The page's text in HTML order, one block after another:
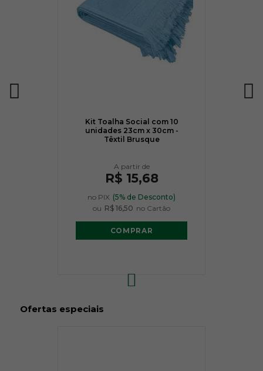
Kit Toalha Social com 10
unidades 23cm x 30cm -
Têxtil Brusque
R$ 15,68
no PIX (5% de Desconto)
ou R$ 16,50 no Cartão
COMPRAR
Ofertas especiais